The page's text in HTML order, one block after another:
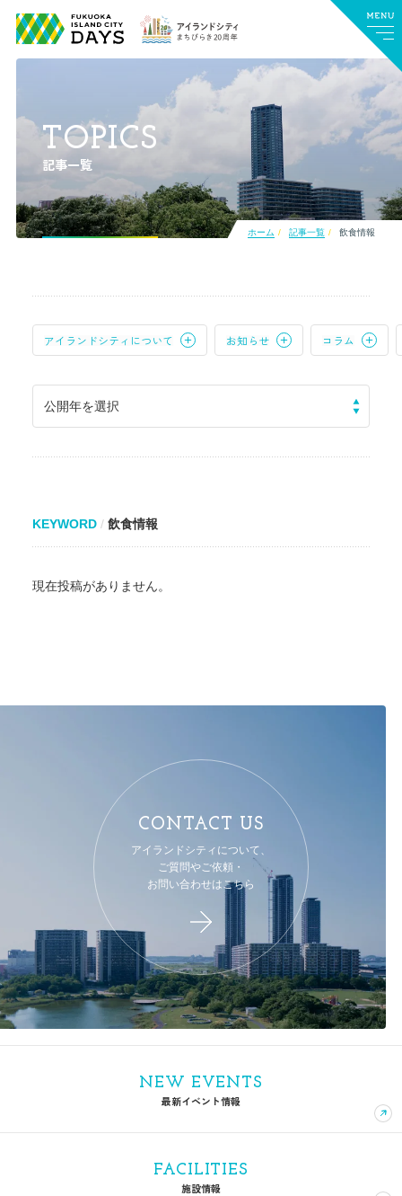
TOPICS
記事一覧
ホーム 記事一覧 飲食情報
アイランドシティについて お知らせ コラム
公開年を選択
KEYWORD 飲食情報
現在投稿がありません。
CONTACT US
アイランドシティについて、
ご質問やご依頼・
お問い合わせはこちら
NEW EVENTS
最新イベント情報
FACILITIES
施設情報